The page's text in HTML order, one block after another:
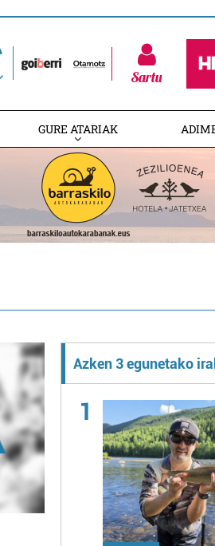
Sartu
GURE ATARIAK
Azken 3 egunetako
1